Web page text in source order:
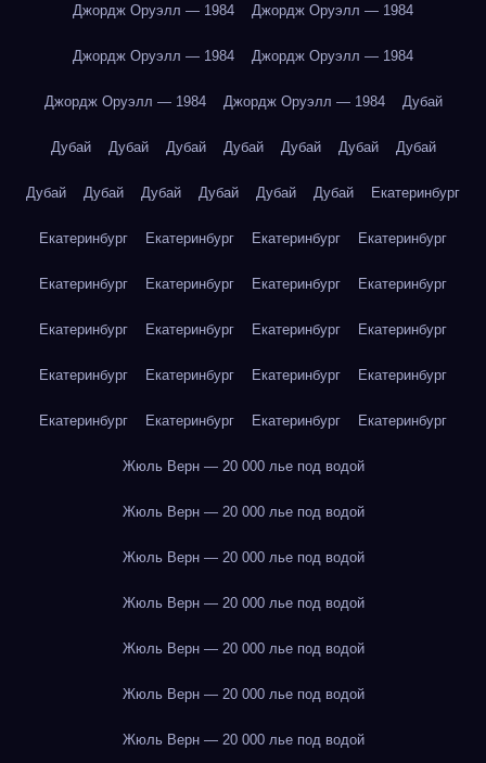
Джордж Оруэлл — 1984 Джордж Оруэлл — 1984
Джордж Оруэлл — 1984 Джордж Оруэлл — 1984
Джордж Оруэлл — 1984 Джордж Оруэлл — 1984 Дубай
Дубай Дубай Дубай Дубай Дубай Дубай Дубай
Дубай Дубай Дубай Дубай Дубай Дубай Екатеринбург
Екатеринбург Екатеринбург Екатеринбург Екатеринбург
Екатеринбург Екатеринбург Екатеринбург Екатеринбург
Екатеринбург Екатеринбург Екатеринбург Екатеринбург
Екатеринбург Екатеринбург Екатеринбург Екатеринбург
Екатеринбург Екатеринбург Екатеринбург Екатеринбург
Жюль Верн — 20 000 лье под водой
Жюль Верн — 20 000 лье под водой
Жюль Верн — 20 000 лье под водой
Жюль Верн — 20 000 лье под водой
Жюль Верн — 20 000 лье под водой
Жюль Верн — 20 000 лье под водой
Жюль Верн — 20 000 лье под водой